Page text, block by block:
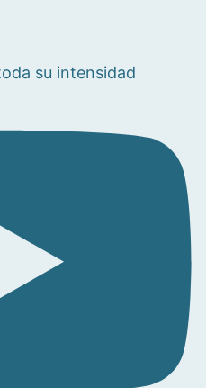
su intensidad